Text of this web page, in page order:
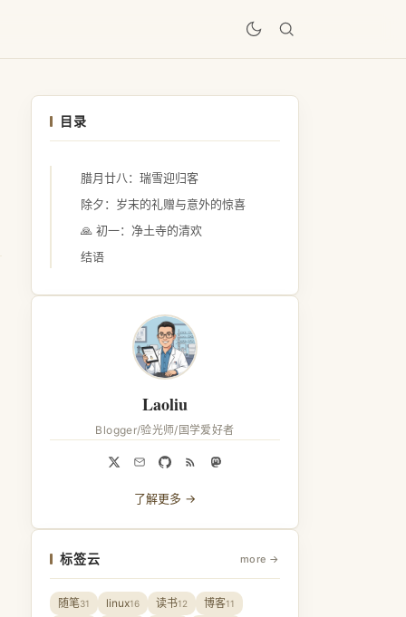
Laoliu
Blogger/验光师/国学爱好者
了解更多 →
标签云 more →
随笔31 linux16 读书12 博客11
目录
腊月廿八：瑞雪迎归客
除夕：岁末的礼赠与意外的惊喜
🙏 初一：净土寺的清欢
结语